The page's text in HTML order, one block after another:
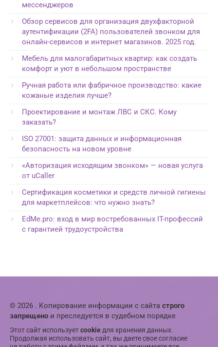
мессенджеров
Обзор сервисов для организация двухфакторной
аутентификации (2FA) пользователей звонком для
онлайн-сервисов и интернет магазинов. 2025 год.
Мебель для малогабаритных квартир: как создать
комфорт и уют в небольшом пространстве
Ручная работа или фабричное производство: какие
кожаные изделия лучше?
Проектирование и монтаж ЛВС и СКС. Кому
заказать?
ISO 27001: защита данных и информационная
безопасность на новом уровне
«Авторизация исходящим звонком» — новая услуга
от uCaller
Сертификация косметики и средств личной гигиены
для маркетплейсов: что нужно знать?
EdMe.pro: вход в мир востребованных IT-профессий
с гарантией трудоустройства
© 2026 . Копирование информации с сайта строго
запрещено и преследуется в судебном порядке
Этот сайт используетcookieдля хранения данных.
Продолжая использовать сайт, вы даете свое согласие